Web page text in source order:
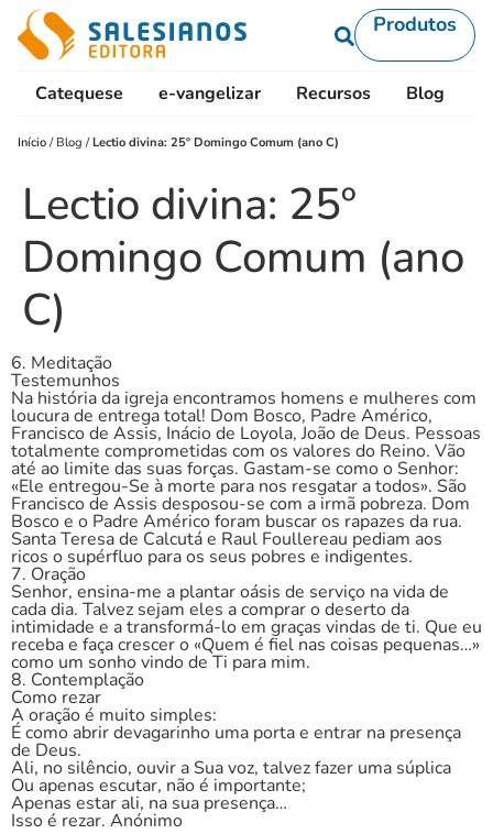
Produtos
Catequese e-vangelizar Recursos Blog
Início / Blog /Lectio divina: 25º Domingo Comum (ano C)
Lectio divina: 25º
Domingo Comum (ano
C)
6. Meditação
Testemunhos
Na história da igreja encontramos homens e mulheres com
loucura de entrega total! Dom Bosco, Padre Américo,
Francisco de Assis, Inácio de Loyola, João de Deus. Pessoas
totalmente comprometidas com os valores do Reino. Vão
até ao limite das suas forças. Gastam-se como o Senhor:
«Ele entregou-Se à morte para nos resgatar a todos». São
Francisco de Assis desposou-se com a irmã pobreza. Dom
Bosco e o Padre Américo foram buscar os rapazes da rua.
Santa Teresa de Calcutá e Raul Foullereau pediam aos
ricos o supérfluo para os seus pobres e indigentes.
7. Oração
Senhor, ensina-me a plantar oásis de serviço na vida de
cada dia. Talvez sejam eles a comprar o deserto da
intimidade e a transformá-lo em graças vindas de ti. Que eu
receba e faça crescer o «Quem é fiel nas coisas pequenas…»
como um sonho vindo de Ti para mim.
8. Contemplação
Como rezar
A oração é muito simples:
É como abrir devagarinho uma porta e entrar na presença
de Deus.
Ali, no silêncio, ouvir a Sua voz, talvez fazer uma súplica
Ou apenas escutar, não é importante;
Apenas estar ali, na sua presença…
Isso é rezar. Anónimo